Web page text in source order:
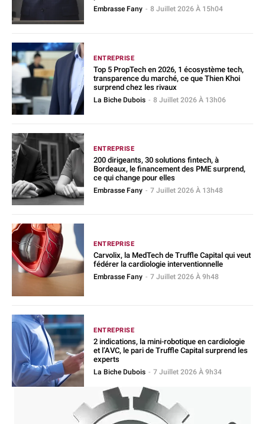
Embrasse Fany - 8 Juillet 2026 À 15h04
ENTREPRISE
Top 5 PropTech en 2026, 1 écosystème tech,
transparence du marché, ce que Thien Khoi
surprend chez les rivaux
La Biche Dubois - 8 Juillet 2026 À 13h06
ENTREPRISE
200 dirigeants, 30 solutions fintech, à
Bordeaux, le financement des PME surprend,
ce qui change pour elles
Embrasse Fany - 7 Juillet 2026 À 13h48
ENTREPRISE
Carvolix, la MedTech de Truffle Capital qui veut
fédérer la cardiologie interventionnelle
Embrasse Fany - 7 Juillet 2026 À 9h48
ENTREPRISE
2 indications, la mini-robotique en cardiologie
et l’AVC, le pari de Truffle Capital surprend les
experts
La Biche Dubois - 7 Juillet 2026 À 9h34